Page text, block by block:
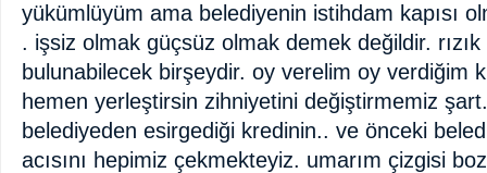
yükümlüyüm ama belediyenin istihdam kapısı
. işsiz olmak güçsüz olmak demek değildir.
bulunabilecek birşeydir. oy verelim oy verdiğim
hemen yerleştirsin zihniyetini değiştirmemiz
belediyeden esirgediği kredinin.. ve önceki
acısını hepimiz çekmekteyiz. umarım çizgisi